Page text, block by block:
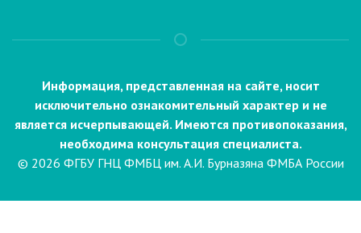
Информация, представленная на сайте, носит
исключительно ознакомительный характер и не
является исчерпывающей. Имеются противопоказания,
необходима консультация специалиста.
© 2026 ФГБУ ГНЦ ФМБЦ им. А.И. Бурназяна ФМБА России